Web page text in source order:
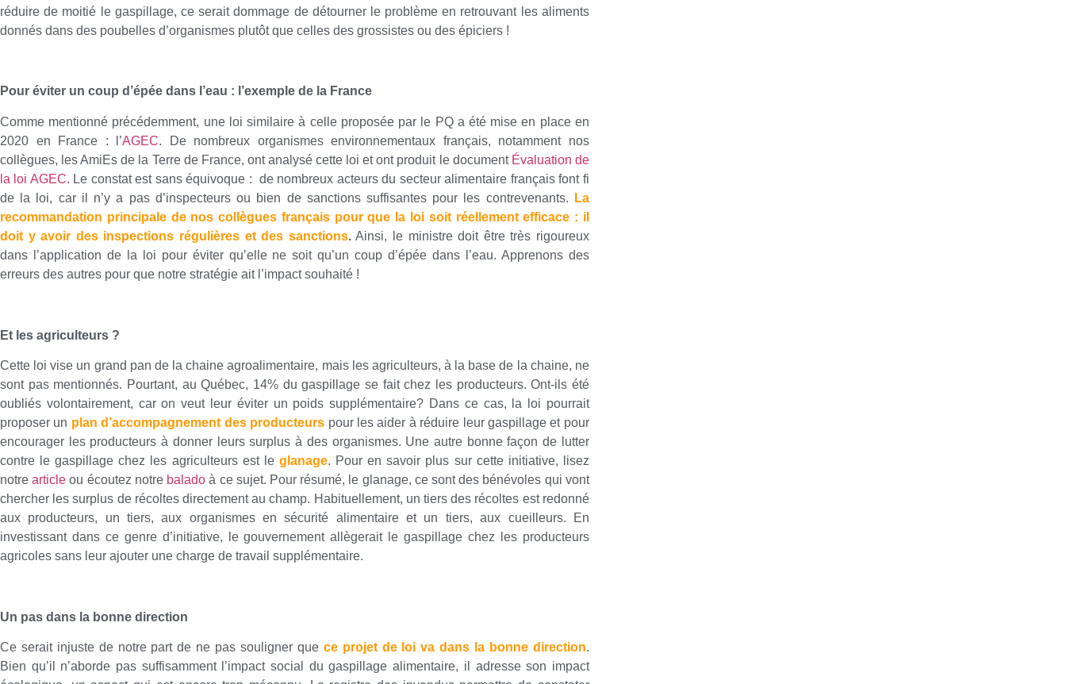
réduire de moitié le gaspillage, ce serait dommage de détourner le problème en retrouvant les aliments
donnés dans des poubelles d’organismes plutôt que celles des grossistes ou des épiciers !
Pour éviter un coup d’épée dans l’eau : l’exemple de la France
Comme mentionné précédemment, une loi similaire à celle proposée par le PQ a été mise en place en
2020 en France : l’AGEC. De nombreux organismes environnementaux français, notamment nos
collègues, les AmiEs de la Terre de France, ont analysé cette loi et ont produit le document Évaluation de
la loi AGEC. Le constat est sans équivoque : de nombreux acteurs du secteur alimentaire français font fi
de la loi, car il n’y a pas d’inspecteurs ou bien de sanctions suffisantes pour les contrevenants.
La
recommandation principale de nos collègues français pour que la loi soit réellement efficace : il
doit y avoir des inspections régulières et des sanctions.Ainsi, le ministre doit être très rigoureux
dans l’application de la loi pour éviter qu’elle ne soit qu’un coup d’épée dans l’eau. Apprenons des
erreurs des autres pour que notre stratégie ait l’impact souhaité !
Et les agriculteurs ?
Cette loi vise un grand pan de la chaine agroalimentaire, mais les agriculteurs, à la base de la chaine, ne
sont pas mentionnés. Pourtant, au Québec, 14% du gaspillage se fait chez les producteurs. Ont-ils été
oubliés volontairement, car on veut leur éviter un poids supplémentaire? Dans ce cas, la loi pourrait
proposer un plan d’accompagnement des producteurs pour les aider à réduire leur gaspillage et pour
encourager les producteurs à donner leurs surplus à des organismes. Une autre bonne façon de lutter
contre le gaspillage chez les agriculteurs est le glanage. Pour en savoir plus sur cette initiative, lisez
notrearticle ou écoutez notre balado à ce sujet. Pour résumé, le glanage, ce sont des bénévoles qui vont
chercher les surplus de récoltes directement au champ. Habituellement, un tiers des récoltes est redonné
aux producteurs, un tiers, aux organismes en sécurité alimentaire et un tiers, aux cueilleurs. En
investissant dans ce genre d’initiative, le gouvernement allègerait le gaspillage chez les producteurs
agricoles sans leur ajouter une charge de travail supplémentaire.
Un pas dans la bonne direction
Ce serait injuste de notre part de ne pas souligner que ce projet de loi va dans la bonne direction.
Bien qu’il n’aborde pas suffisamment l’impact social du gaspillage alimentaire, il adresse son impact